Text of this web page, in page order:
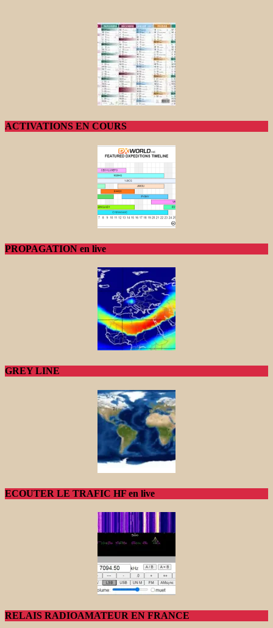
ACTIVATIONS EN COURS
PROPAGATION en live
GREY LINE
ECOUTER LE TRAFIC HF en live
RELAIS RADIOAMATEUR EN FRANCE